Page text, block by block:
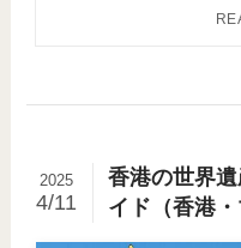
香港の世界
イド（香港・
2025
4/11